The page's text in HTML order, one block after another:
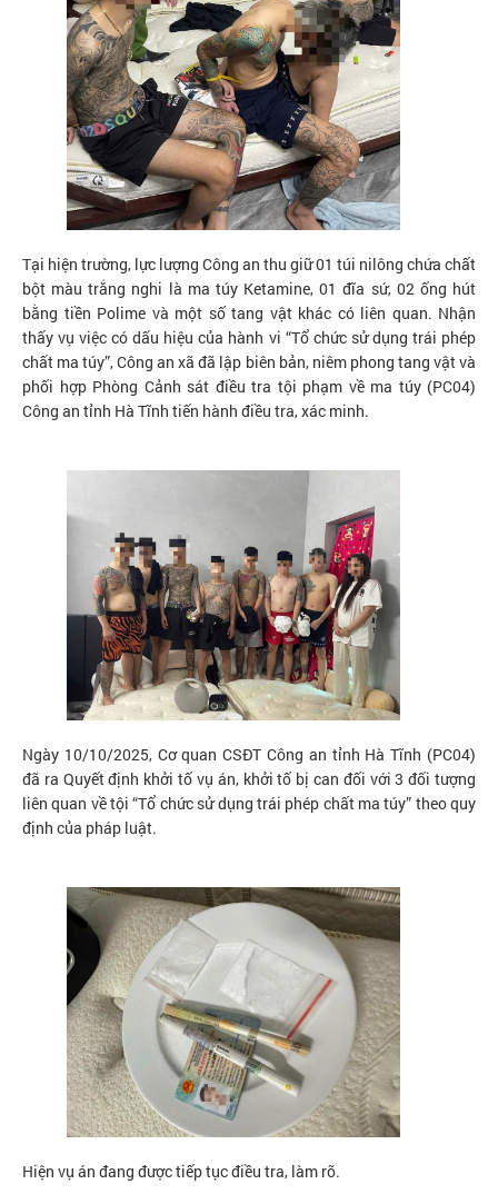
Tại hiện trường, lực lượng Công an thu giữ 01 túi nilông chứa chất
bột màu trắng nghi là ma túy Ketamine, 01 đĩa sứ, 02 ống hút
bằng tiền Polime và một số tang vật khác có liên quan. Nhận
thấy vụ việc có dấu hiệu của hành vi “Tổ chức sử dụng trái phép
chất ma túy”, Công an xã đã lập biên bản, niêm phong tang vật và
phối hợp Phòng Cảnh sát điều tra tội phạm về ma túy (PC04)
Công an tỉnh Hà Tĩnh tiến hành điều tra, xác minh.
Ngày 10/10/2025, Cơ quan CSĐT Công an tỉnh Hà Tĩnh (PC04)
đã ra Quyết định khởi tố vụ án, khởi tố bị can đối với 3 đối tượng
liên quan về tội “Tổ chức sử dụng trái phép chất ma túy” theo quy
định của pháp luật.
Hiện vụ án đang được tiếp tục điều tra, làm rõ.